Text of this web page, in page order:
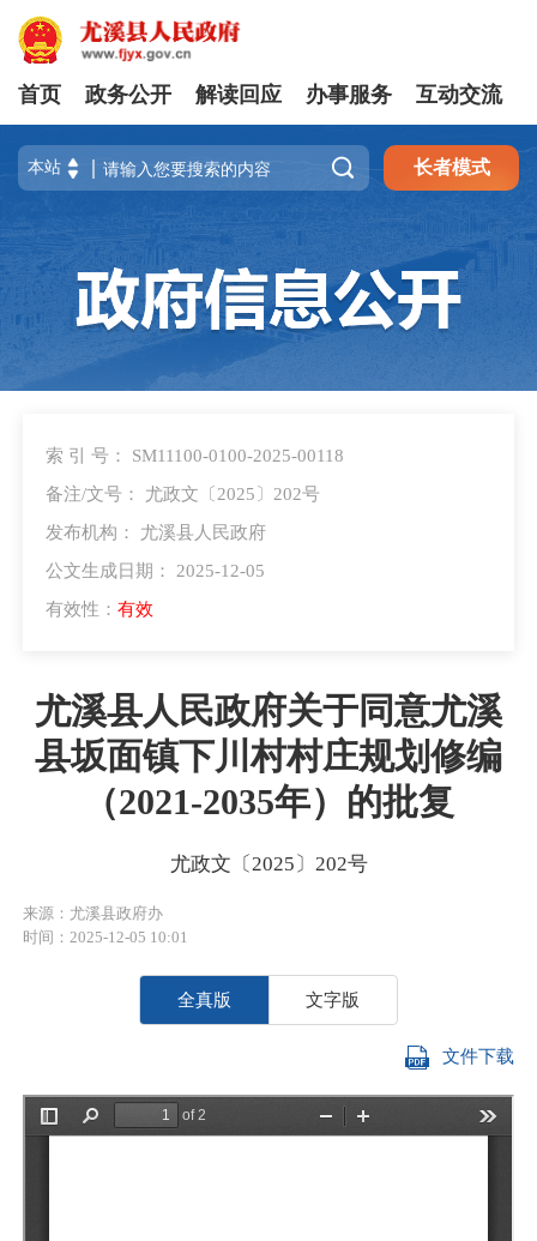
首页 政务公开 解读回应 办事服务 互动交流
 长者模式
索 引 号： SM11100-0100-2025-00118
备注/文号： 尤政文〔2025〕202号
发布机构： 尤溪县人民政府
公文生成日期： 2025-12-05
有效性： 有效
尤溪县人民政府关于同意尤溪
县坂面镇下川村村庄规划修编
（2021-2035年）的批复
尤政文〔2025〕202号
来源：尤溪县政府办
时间：2025-12-05 10:01
全真版 文字版
文件下载